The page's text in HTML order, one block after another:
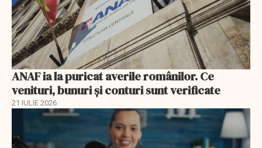
ANAF ia la puricat averile românilor. Ce
venituri, bunuri și conturi sunt verificate
21 IULIE 2026